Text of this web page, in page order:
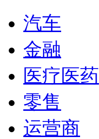
汽车
金融
医疗医药
零售
运营商